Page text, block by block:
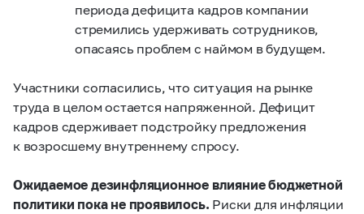
периода дефицита кадров компании
стремились удерживать сотрудников,
опасаясь проблем с наймом в будущем.
Участники согласились, что ситуация на рынке
труда в целом остается напряженной. Дефицит
кадров сдерживает подстройку предложения
к возросшему внутреннему спросу.
Ожидаемое дезинфляционное влияние бюджетной
политики пока не проявилось. Риски для инфляции